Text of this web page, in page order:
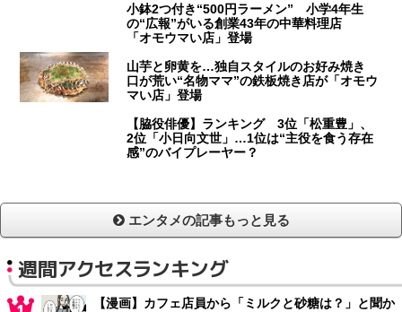
小鉢2つ付き“500円ラーメン” 小学4年生
の“広報”がいる創業43年の中華料理店
「オモウマい店」登場
山芋と卵黄を…独自スタイルのお好み焼き
口が荒い“名物ママ”の鉄板焼き店が「オモウ
マい店」登場
【脇役俳優】ランキング 3位「松重豊」、
2位「小日向文世」…1位は“主役を食う存在
感”のバイプレーヤー？
エンタメの記事もっと見る
週間アクセスランキング
【漫画】カフェ店員から「ミルクと砂糖は？」と聞か